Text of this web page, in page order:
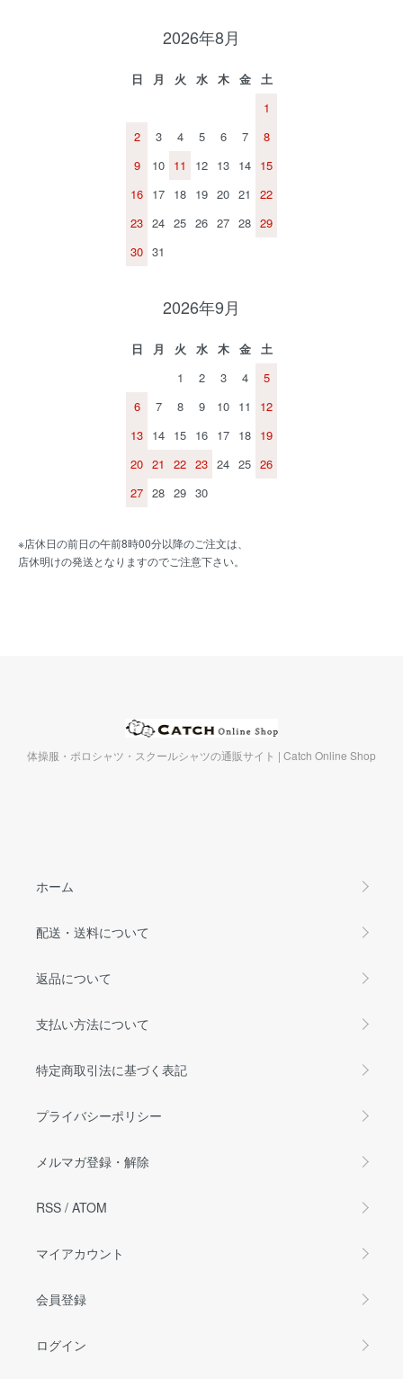
2026年8月
日 月 火 水 木 金
土
1
2
3 4 5 6 7
8
9
10 11 12 13 14 15
16 17 18 19 20 21
22
23 24 25 26 27 28 29
30 31
2026年9月
日 月 火 水 木 金
土
1
2 3 4
5
6
7 8 9 10 11
12
13 14 15 16 17 18 19
20 21 22 23 24 25 26
27 28 29 30
※店休日の前日の午前8時00分以降のご注文は、
店休明けの発送となりますのでご注意下さい。
体操服・ポロシャツ・スクールシャツの通販サイト | Catch Online Shop
ホーム
配送・送料について
返品について
支払い方法について
特定商取引法に基づく表記
プライバシーポリシー
メルマガ登録・解除
RSS / ATOM
マイアカウント
会員登録
ログイン